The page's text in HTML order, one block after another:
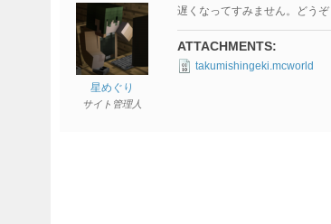
星めぐり
サイト管理人
遅くなってすみません。どうぞ
ATTACHMENTS:
takumishingeki.mcworld